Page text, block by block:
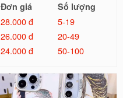
Đơn giá
Số lượng
28.000 đ
5-19
26.000 đ
20-49
24.000 đ
50-100